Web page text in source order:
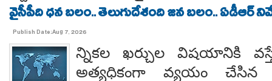
వైసీపీది ధన బలం.. తెలుగుదేశంది జన బలం.. ఏడీఆర్
Publish Date:Aug 7, 2026
న్నికల ఖర్చుల విషయానికి
అత్యధికంగా వ్యయం చేసిన